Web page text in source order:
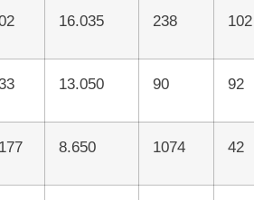
16.035 238 102
13.050 90 92
8.650 1074 42